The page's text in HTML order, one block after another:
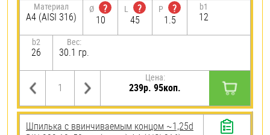
Материал
A4 (AISI 316)
Ø
?
10
L
?
45
P
?
1.5
b1
12
b2
26
Вес:
30.1 гр.
Цена:
239р. 95коп.
Шпилька c ввинчиваемым концом ~1,25d